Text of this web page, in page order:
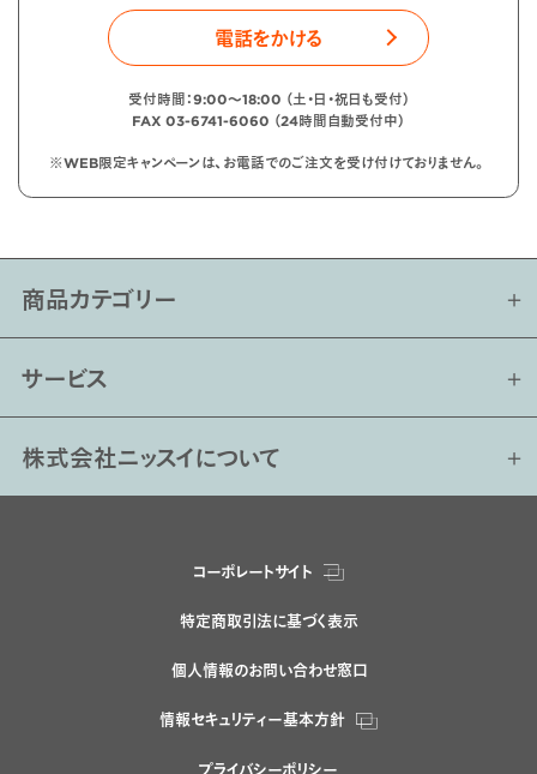
電話をかける
受付時間：9:00〜18:00 （土・日・祝日も受付）
FAX 03-6741-6060 （24時間自動受付中）
※WEB限定キャンペーンは、お電話でのご注文を受け付けておりません。
商品カテゴリー
サービス
株式会社ニッスイについて
コーポレートサイト
特定商取引法に基づく表示
個人情報のお問い合わせ窓口
情報セキュリティー基本方針
プライバシーポリシー